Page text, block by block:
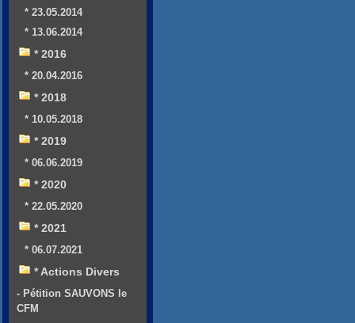
* 23.05.2014
* 13.06.2014
* 2016
* 20.04.2016
* 2018
* 10.05.2018
* 2019
* 06.06.2019
* 2020
* 22.05.2020
* 2021
* 06.07.2021
* Actions Divers
- Pétition SAUVONS le
CFM